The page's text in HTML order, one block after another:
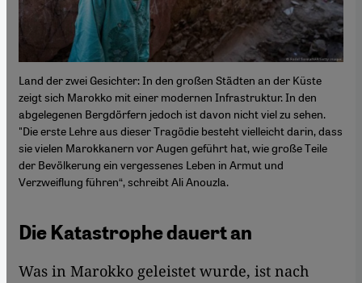
Land der zwei Gesichter: In den großen Städten an der Küste
zeigt sich Marokko mit einer modernen Infrastruktur. In den
abgelegenen Bergdörfern jedoch ist davon nicht viel zu sehen.
"Die erste Lehre aus dieser Tragödie besteht vielleicht darin, dass
sie vielen Marokkanern vor Augen geführt hat, wie große Teile
der Bevölkerung ein vergessenes Leben in Armut und
Verzweiflung führen“, schreibt Ali Anouzla.
Die Katastrophe dauert an
Was in Marokko geleistet wurde, ist nach